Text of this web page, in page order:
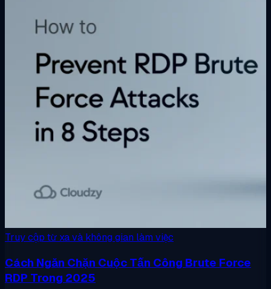
Truy cập từ xa và không gian làm việc
Cách Ngăn Chặn Cuộc Tấn Công Brute Force
RDP Trong 2025